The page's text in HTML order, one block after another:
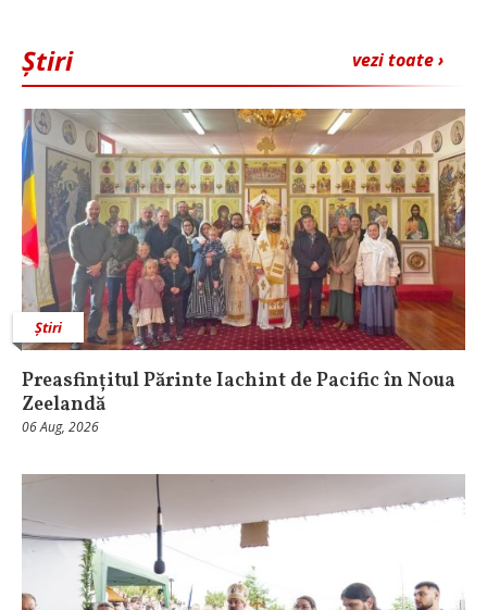
vezi toate ›
Știri
Știri
Preasfințitul Părinte Iachint de Pacific în Noua
Zeelandă
06 Aug, 2026